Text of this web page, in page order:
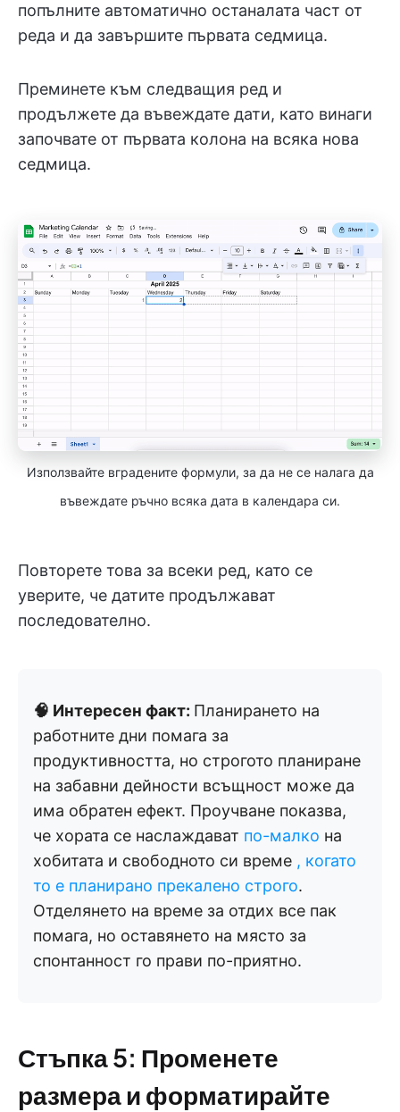
попълните автоматично останалата част от
реда и да завършите първата седмица.
Преминете към следващия ред и
продължете да въвеждате дати, като винаги
започвате от първата колона на всяка нова
седмица.
Използвайте вградените формули, за да не се налага да
въвеждате ръчно всяка дата в календара си.
Повторете това за всеки ред, като се
уверите, че датите продължават
последователно.
🧠 Интересен факт: Планирането на
работните дни помага за
продуктивността, но строгото планиране
на забавни дейности всъщност може да
има обратен ефект. Проучване показва,
че хората се наслаждават по-малко на
хобитата и свободното си време , когато
то е планирано прекалено строго.
Отделянето на време за отдих все пак
помага, но оставянето на място за
спонтанност го прави по-приятно.
Стъпка 5: Променете
размера и форматирайте